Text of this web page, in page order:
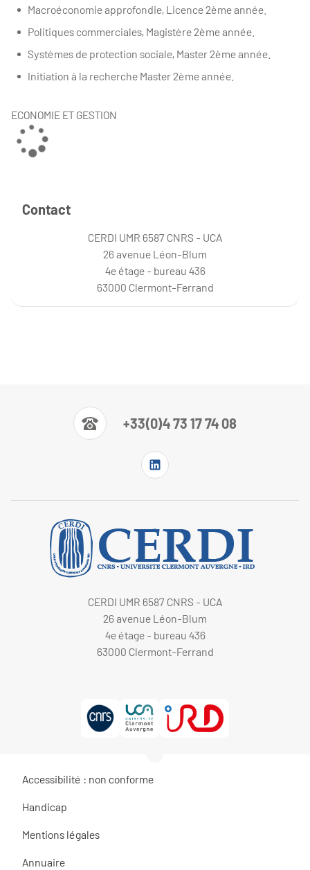
Macroéconomie approfondie, Licence 2ème année.
Politiques commerciales, Magistère 2ème année.
Systèmes de protection sociale, Master 2ème année.
Initiation à la recherche Master 2ème année.
ECONOMIE ET GESTION
Contact
CERDI UMR 6587 CNRS - UCA
26 avenue Léon-Blum
4e étage - bureau 436
63000 Clermont-Ferrand
+33(0)4 73 17 74 08
CERDI UMR 6587 CNRS - UCA
26 avenue Léon-Blum
4e étage - bureau 436
63000 Clermont-Ferrand
Accessibilité : non conforme
Handicap
Mentions légales
Annuaire